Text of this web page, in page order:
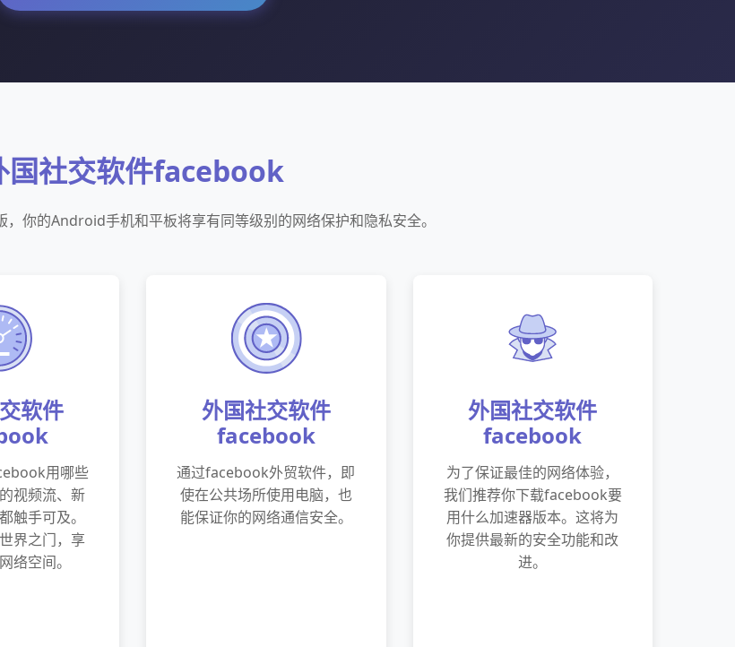
国社交软件facebook
你的Android手机和平板将享有同等级别的网络保护和隐私安全。
软件
用哪些
视频流、新
触手可及。
界之门，享
络空间。
外国社交软件
facebook
通过facebook外贸软件，即
使在公共场所使用电脑，也
能保证你的网络通信安全。
外国社交软件
facebook
为了保证最佳的网络体验，
我们推荐你下载facebook要
用什么加速器版本。这将为
你提供最新的安全功能和改
进。